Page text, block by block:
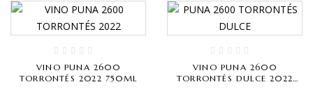
VINO PUNA 2600
TORRONTÉS 2022 750ML
VINO PUNA 2600
TORRONTÉS DULCE 2022